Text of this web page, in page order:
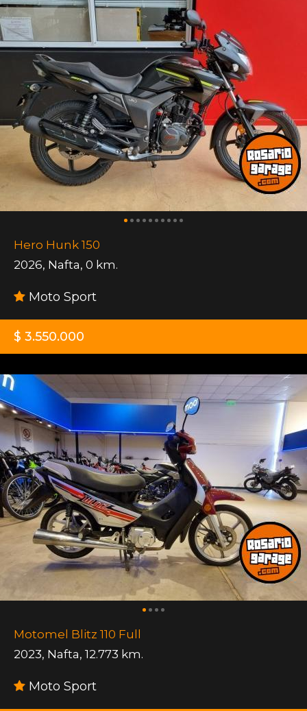
Hero Hunk 150
2026, Nafta, 0 km.
Moto Sport
$ 3.550.000
Motomel Blitz 110 Full
2023, Nafta, 12.773 km.
Moto Sport